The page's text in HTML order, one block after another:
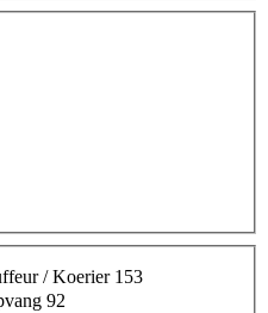
/ Koerier 153
92